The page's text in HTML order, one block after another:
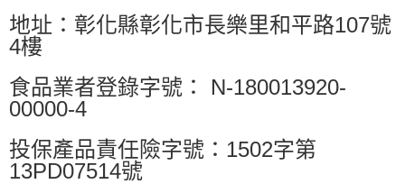
地址：彰化縣彰化市長樂里和平路107號
4樓
食品業者登錄字號： N-180013920-
00000-4
投保產品責任險字號：1502字第
13PD07514號